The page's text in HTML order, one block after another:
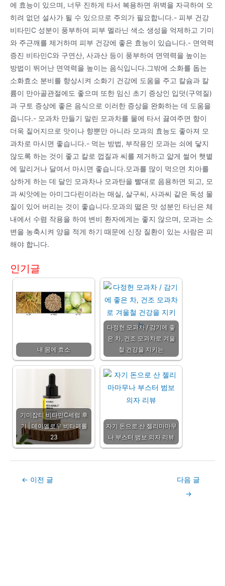
에 효능이 있으며, 너무 진하게 타서 복용하면 위벽을 자극하여 오
히려 없던 설사가 될 수 있으므로 주의가 필요합니다.- 피부 건강
비타민C 성분이 풍부하여 피부 멜라닌 색소 생성을 억제하고 기미
와 주근깨를 제거하며 피부 건강에 좋은 효능이 있습니다.- 면역력
증진 비타민C와 구연산, 사과산 등이 풍부하여 면역력을 높이는
방법이 뛰어난 면역력을 높이는 음식입니다.그밖에 소화를 돕는
소화효소 분비를 향상시켜 소화기 건강에 도움을 주고 칼슘과 칼
륨이 만아골관절에도 좋으며 또한 임신 초기 증상인 입덧(구역질)
과 구토 증상에 좋은 음식으로 이러한 증상을 완화하는 데 도움을
줍니다.- 모과차 만들기 말린 모과차를 물에 타서 끓여주면 향이
더욱 짙어지므로 맛이나 향뿐만 아니라 모과의 효능도 좋아져 모
과차로 마시면 좋습니다.- 먹는 방법, 부작용인 모과는 쇠에 닿지
않도록 하는 것이 좋고 칼로 껍질과 씨를 제거하고 얇게 썰어 햇볕
에 말리거나 달여서 마시면 좋습니다.모과를 많이 먹으면 치아를
상하게 하는 데 달인 모과차나 모과탄을 빨대로 음용하면 되고, 모
과 씨앗에는 아미그다린이라는 매실, 살구씨, 사과씨 같은 독성 물
질이 있어 버리는 것이 좋습니다.모과의 떫은 맛 성분인 타닌은 체
내에서 수렴 작용을 하여 변비 환자에게는 좋지 않으며, 모과는 소
변을 농축시켜 양을 적게 하기 때문에 신장 질환이 있는 사람은 피
해야 합니다.
인기글
내 몸에 효소
다정헌 모과차 / 감기에 좋
은 차, 건조 모과차로 겨울
철 건강을 지키는
기미잡티 비타민C세럼 후
기 | 데이멜로우 비타페롤
23
자기 돈으로 산 젤리마마무
나 부스터 범보 의자 리뷰
Post← 이전 글
다음 글
→